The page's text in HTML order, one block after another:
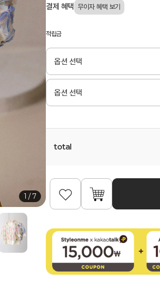
1 /7
결제 혜택
적립금
total